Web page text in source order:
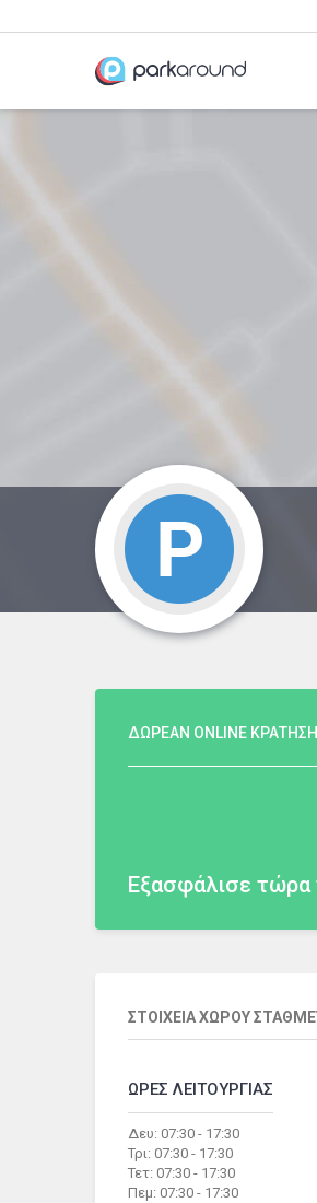
ΔΩΡΕΑΝ ONLINE ΚΡΑΤΗΣΗ
Εξασφάλισε
ΣΤΟΙΧΕΙΑ ΧΩΡΟΥ
ΩΡΕΣ ΛΕΙΤΟΥΡΓΙΑΣ
Δευ: 07:30 - 17:30
Τρι: 07:30 - 17:30
Τετ: 07:30 - 17:30
Πεμ: 07:30 - 17:30